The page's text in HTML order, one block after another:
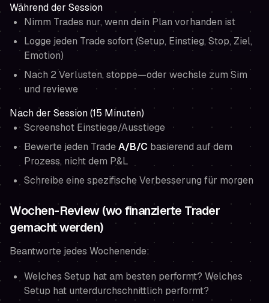
Während der Session
Nimm Trades nur, wenn dein Plan vorhanden ist
Logge jeden Trade sofort (Setup, Einstieg, Stop, Ziel,
Emotion)
Nach 2 Verlusten, stoppe—oder wechsle zum Sim
und reviewe
Nach der Session (15 Minuten)
Screenshot Einstiege/Ausstiege
Bewerte jeden TradeA/B/C basierend auf dem
Prozess, nicht dem P&L
Schreibe eine spezifische Verbesserung für morgen
Wochen-Review (wo finanzierte Trader
gemacht werden)
Beantworte jedes Wochenende:
Welches Setup hat am besten performt? Welches
Setup hat unterdurchschnittlich performt?